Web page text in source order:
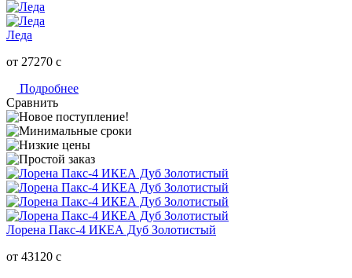
Леда
от 27270 c
Подробнее
Сравнить
Лорена Пакс-4 ИКЕА Дуб Золотистый
от 43120 c